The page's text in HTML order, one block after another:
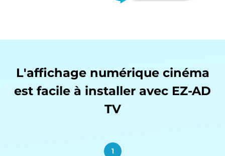
L'affichage numérique cinéma
est facile à installer avec EZ-AD
TV
1